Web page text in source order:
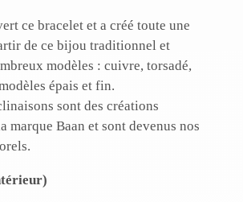
ce bracelet et a créé toute une
de ce bijou traditionnel et
modèles : cuivre, torsadé,
épais et fin.
sont des créations
marque Baan et sont devenus nos